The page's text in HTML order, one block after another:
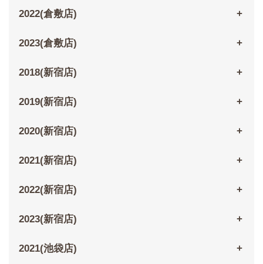
2022(倉敷店)
2023(倉敷店)
2018(新宿店)
2019(新宿店)
2020(新宿店)
2021(新宿店)
2022(新宿店)
2023(新宿店)
2021(池袋店)